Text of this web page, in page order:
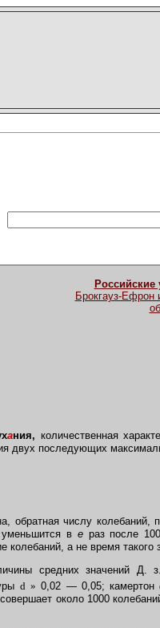
Брокгауз-Ефрон
ания, количественная
двух последующих
обратная числу колебаний,
в ераз после 100
колебаний, а не время
средних значений Д. з.
d » 0,02 — 0,05; камертон
около 1000